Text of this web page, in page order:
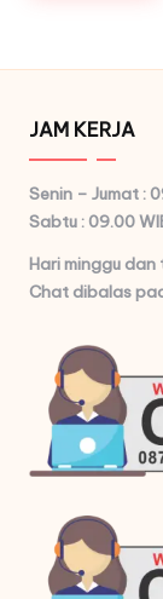
JAM KERJA
Senin – Jumat :
Sabtu : 09.00
Hari minggu
Chat dibalas